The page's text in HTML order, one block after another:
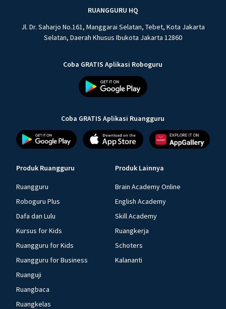
RUANGGURU HQ
Jl. Dr. Saharjo No.161, Manggarai Selatan, Tebet, Kota Jakarta
Selatan, Daerah Khusus Ibukota Jakarta 12860
Coba GRATIS Aplikasi Roboguru
Coba GRATIS Aplikasi Ruangguru
Produk Ruangguru
Ruangguru
Roboguru Plus
Dafa dan Lulu
Kursus for Kids
Ruangguru for Kids
Ruangguru for Business
Ruanguji
Ruangbaca
Ruangkelas
Produk Lainnya
Brain Academy Online
English Academy
Skill Academy
Ruangkerja
Schoters
Kalananti